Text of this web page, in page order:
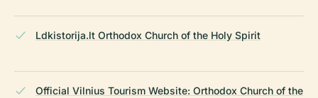
Ldkistorija.lt Orthodox Church of the Holy Spirit
Official Vilnius Tourism Website: Orthodox Church of the